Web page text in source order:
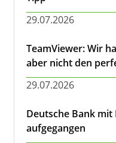
29.07.2026
TeamViewer: Wir
aber nicht den
29.07.2026
Deutsche Bank mit
aufgegangen